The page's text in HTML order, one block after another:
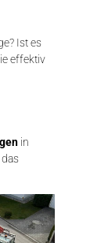
Ist es
effektiv
in